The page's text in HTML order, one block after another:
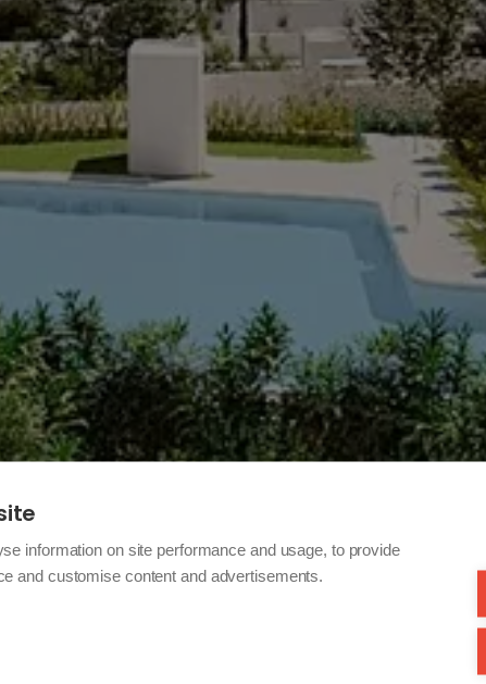
information on site performance and usage, to provide
and customise content and advertisements.